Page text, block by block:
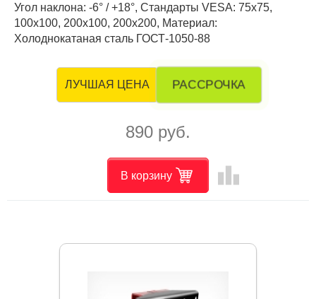
Угол наклона: -6° / +18°, Стандарты VESA: 75x75,
100x100, 200x100, 200x200, Материал:
Холоднокатаная сталь ГОСТ-1050-88
ЛУЧШАЯ ЦЕНА РАССРОЧКА
890 руб.
В корзину leaderboard